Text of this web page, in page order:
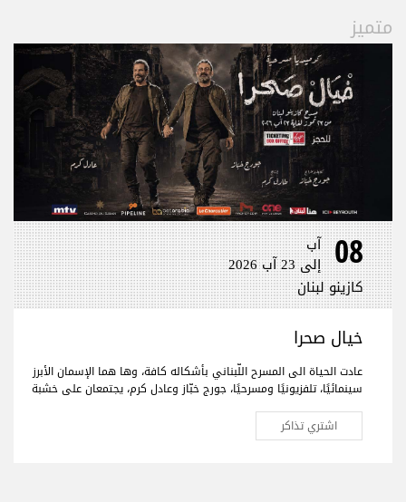
متميز
08 آب
إلى 23 آب 2026
كازينو لبنان
خيال صحرا
عادت الحياة الى المسرح اللّبناني بأشكاله كافة، وها هما الإسمان الأبرز
سينمائيًا، تلفزيونيًا ومسرحيًا، جورج خبّاز وعادل كرم، يجتمعان على خشبة
النوستالجيا ولبنان الأمس، اليوم وربّما المستقبل."خيال صحرا" هو عنوان
العمل المنتظر من الجمهور في كافة أنحاء العالم والذي سيجمع لأوّل
اشتري تذاكر